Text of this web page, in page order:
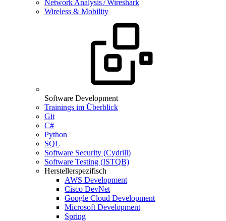
Network Analysis / Wireshark
Wireless & Mobility
Software Development
Trainings im Überblick
Git
C#
Python
SQL
Software Security (Cydrill)
Software Testing (ISTQB)
Herstellerspezifisch
AWS Development
Cisco DevNet
Google Cloud Development
Microsoft Development
Spring